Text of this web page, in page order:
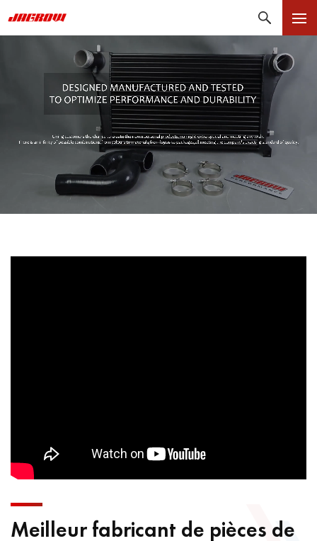
Meilleur fabricant de pièces de